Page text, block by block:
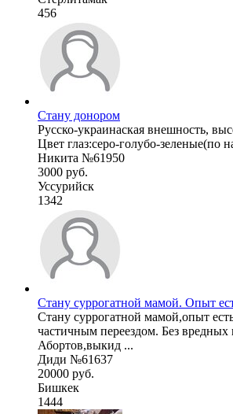
456
Стану донором
Русско-украинаская внешность,
Цвет глаз:серо-голубо-зеленые(по
Никита №61950
3000 руб.
Уссурийск
1342
Стану суррогатной мамой. Опыт
Стану суррогатной мамой,опыт
частичным переездом. Без вредных
Абортов,выкид ...
Диди №61637
20000 руб.
Бишкек
1444